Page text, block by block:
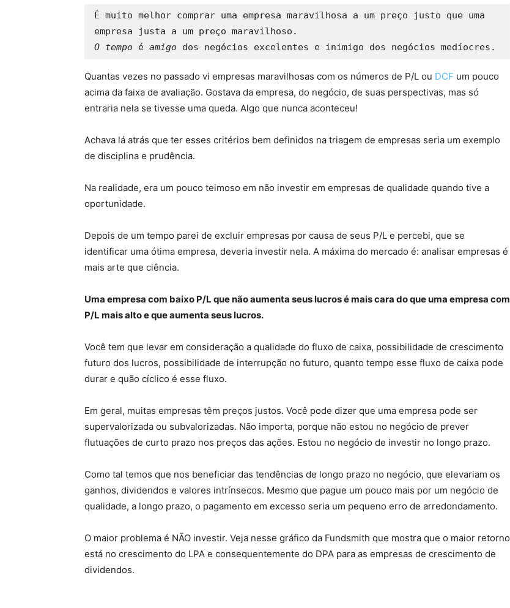
É muito melhor comprar uma empresa maravilhosa a um preço justo que uma
O tempo é amigo dos negócios excelentes e inimigo dos negócios medíocres.
Quantas vezes no passado vi empresas maravilhosas com os números de P/L ou DCF um pouco
acima da faixa de avaliação. Gostava da empresa, do negócio, de suas perspectivas, mas só
entraria nela se tivesse uma queda. Algo que nunca aconteceu!
Achava lá atrás que ter esses critérios bem definidos na triagem de empresas seria um exemplo
de disciplina e prudência.
Na realidade, era um pouco teimoso em não investir em empresas de qualidade quando tive a
oportunidade.
Depois de um tempo parei de excluir empresas por causa de seus P/L e percebi, que se
identificar uma ótima empresa, deveria investir nela. A máxima do mercado é: analisar empresas é
mais arte que ciência.
Uma empresa com baixo P/L que não aumenta seus lucros é mais cara do que uma empresa com
P/L mais alto e que aumenta seus lucros.
Você tem que levar em consideração a qualidade do fluxo de caixa, possibilidade de crescimento
futuro dos lucros, possibilidade de interrupção no futuro, quanto tempo esse fluxo de caixa pode
durar e quão cíclico é esse fluxo.
Em geral, muitas empresas têm preços justos. Você pode dizer que uma empresa pode ser
supervalorizada ou subvalorizadas. Não importa, porque não estou no negócio de prever
flutuações de curto prazo nos preços das ações. Estou no negócio de investir no longo prazo.
Como tal temos que nos beneficiar das tendências de longo prazo no negócio, que elevariam os
ganhos, dividendos e valores intrínsecos. Mesmo que pague um pouco mais por um negócio de
qualidade, a longo prazo, o pagamento em excesso seria um pequeno erro de arredondamento.
O maior problema é NÃO investir. Veja nesse gráfico da Fundsmith que mostra que o maior retorno
está no crescimento do LPA e consequentemente do DPA para as empresas de crescimento de
dividendos.